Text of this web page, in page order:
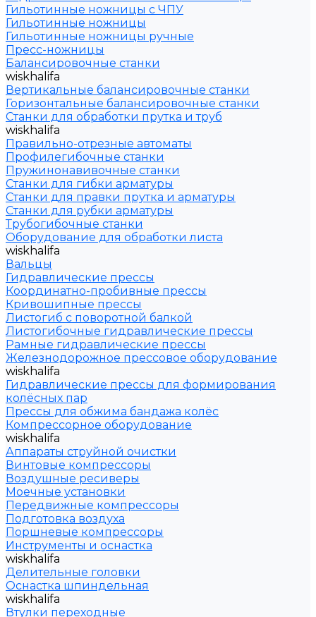
Гильотинные ножницы с ЧПУ
Гильотинные ножницы
Гильотинные ножницы ручные
Пресс-ножницы
Балансировочные станки
wiskhalifa
Вертикальные балансировочные станки
Горизонтальные балансировочные станки
Станки для обработки прутка и труб
wiskhalifa
Правильно-отрезные автоматы
Профилегибочные станки
Пружинонавивочные станки
Станки для гибки арматуры
Станки для правки прутка и арматуры
Станки для рубки арматуры
Трубогибочные станки
Оборудование для обработки листа
wiskhalifa
Вальцы
Гидравлические прессы
Координатно-пробивные прессы
Кривошипные прессы
Листогиб с поворотной балкой
Листогибочные гидравлические прессы
Рамные гидравлические прессы
Железнодорожное прессовое оборудование
wiskhalifa
Гидравлические прессы для формирования
колёсных пар
Прессы для обжима бандажа колёс
Компрессорное оборудование
wiskhalifa
Аппараты струйной очистки
Винтовые компрессоры
Воздушные ресиверы
Моечные установки
Передвижные компрессоры
Подготовка воздуха
Поршневые компрессоры
Инструменты и оснастка
wiskhalifa
Делительные головки
Оснастка шпиндельная
wiskhalifa
Втулки переходные